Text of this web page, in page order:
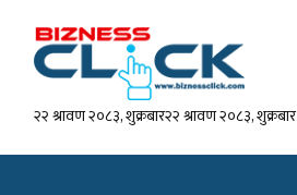
२२ श्रावण २०८३, शुक्रबार२२ श्रावण २०८३, शुक्रबार